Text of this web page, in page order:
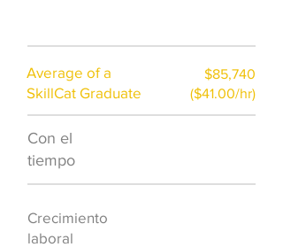
Average of a
SkillCat Graduate
$85,740
($41.00/hr)
Con el
tiempo
Crecimiento
laboral